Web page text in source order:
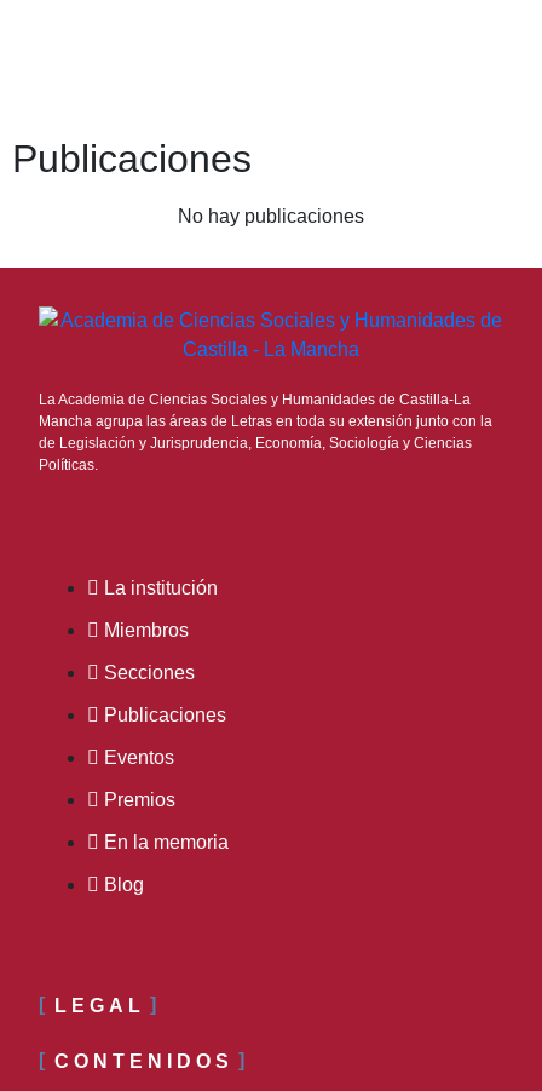
Publicaciones
No hay publicaciones
La Academia de Ciencias Sociales y Humanidades de Castilla-La
Mancha agrupa las áreas de Letras en toda su extensión junto con la
de Legislación y Jurisprudencia, Economía, Sociología y Ciencias
Políticas.
La institución
Miembros
Secciones
Publicaciones
Eventos
Premios
En la memoria
Blog
LEGAL
CONTENIDOS